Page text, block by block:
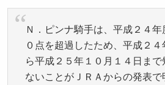
Ｎ．ピンナ騎手は、平成２４年
０点を超過したため、平成２
ら平成２５年１０月１４日ま
ないことがＪＲＡからの発表で